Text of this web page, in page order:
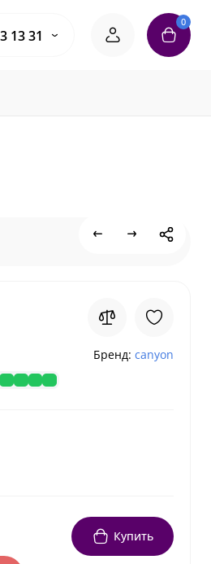
13 31
0
Бренд: canyon
Купить